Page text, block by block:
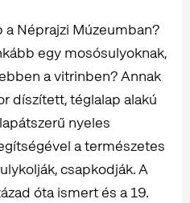
Néprajzi Múzeumban?
egy mosósulyoknak,
a vitrinben? Annak
díszített, téglalap alakú
nyeles
a természetes
csapkodják. A
óta ismert és a 19.